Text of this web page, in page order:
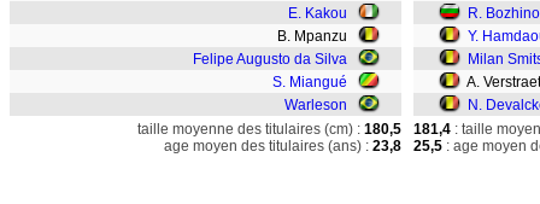
E. Kakou
B. Mpanzu
Felipe Augusto da Silva
S. Miangué
Warleson
R.
Y.
Milan
A.
N.
taille moyenne des titulaires (cm) : 180,5
age moyen des titulaires (ans) : 23,8
181,4 : taille
25,5 : age moyen